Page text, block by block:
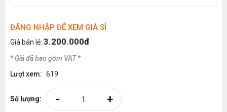
ĐĂNG NHẬP ĐỂ XEM GIÁ SỈ
Giá bán lẻ: 3.200.000đ
* Giá đã bao gồm VAT *
Lượt xem: 619
Số lượng: - +